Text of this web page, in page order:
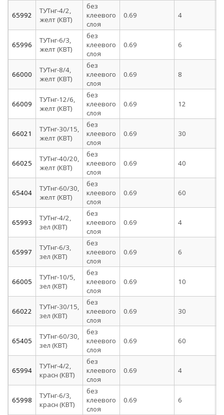
65992
ТУТнг-4/2,
желт (КВТ)
без
клеевого
слоя
0.69 4
65996
ТУТнг-6/3,
желт (КВТ)
без
клеевого
слоя
0.69 6
66000
ТУТнг-8/4,
желт (КВТ)
без
клеевого
слоя
0.69 8
66009
ТУТнг-12/6,
желт (КВТ)
без
клеевого
слоя
0.69 12
66021
ТУТнг-30/15,
желт (КВТ)
без
клеевого
слоя
0.69 30
66025
ТУТнг-40/20,
желт (КВТ)
без
клеевого
слоя
0.69 40
65404
ТУТнг-60/30,
желт (КВТ)
без
клеевого
слоя
0.69 60
65993
ТУТнг-4/2,
зел (КВТ)
без
клеевого
слоя
0.69 4
65997
ТУТнг-6/3,
зел (КВТ)
без
клеевого
слоя
0.69 6
66005
ТУТнг-10/5,
зел (КВТ)
без
клеевого
слоя
0.69 10
66022
ТУТнг-30/15,
зел (КВТ)
без
клеевого
слоя
0.69 30
65405
ТУТнг-60/30,
зел (КВТ)
без
клеевого
слоя
0.69 60
65994
ТУТнг-4/2,
красн (КВТ)
без
клеевого
слоя
0.69 4
65998
ТУТнг-6/3,
красн (КВТ)
без
клеевого
слоя
0.69 6